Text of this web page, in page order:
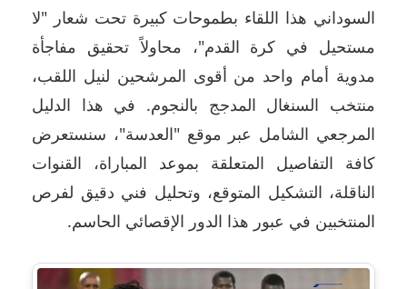
السوداني هذا اللقاء بطموحات كبيرة تحت شعار "لا
مستحيل في كرة القدم"، محاولاً تحقيق مفاجأة
مدوية أمام واحد من أقوى المرشحين لنيل اللقب،
منتخب السنغال المدجج بالنجوم. في هذا الدليل
المرجعي الشامل عبر موقع "العدسة"، سنستعرض
كافة التفاصيل المتعلقة بموعد المباراة، القنوات
الناقلة، التشكيل المتوقع، وتحليل فني دقيق لفرص
المنتخبين في عبور هذا الدور الإقصائي الحاسم.